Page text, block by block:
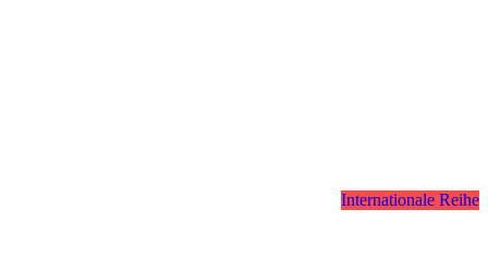
Internationale Reihe